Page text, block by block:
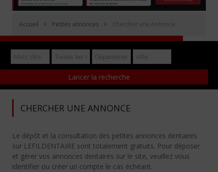
Accueil » Petites annonces » Chercher une Annonce
Rechercher
Déposer gratuitement une annonce
CHERCHER UNE ANNONCE
Le dépôt et la consultation des petites annonces dentaires
sur LEFILDENTAIRE sont totalement gratuits. Pour déposer
et gérer vos annonces dentaires sur le site, veuillez vous
identifier ou créer un compte le cas échéant.